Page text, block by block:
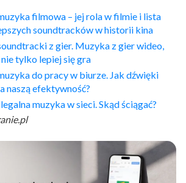
filmowa – jej rola w filmie i lista
soundtracków w historii kina
z gier. Muzyka z gier wideo,
tylko lepiej się gra
do pracy w biurze. Jak dźwięki
naszą efektywność?
muzykaw sieci. Skąd ściągać?